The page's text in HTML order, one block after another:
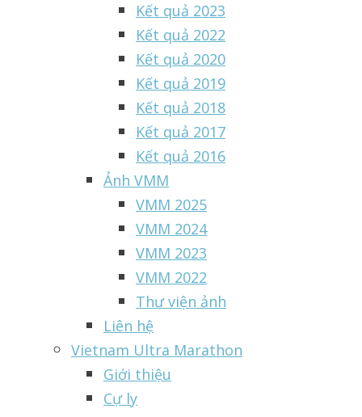
Kết quả 2023
Kết quả 2022
Kết quả 2020
Kết quả 2019
Kết quả 2018
Kết quả 2017
Kết quả 2016
Ảnh VMM
VMM 2025
VMM 2024
VMM 2023
VMM 2022
Thư viện ảnh
Liên hệ
Vietnam Ultra Marathon
Giới thiệu
Cự ly